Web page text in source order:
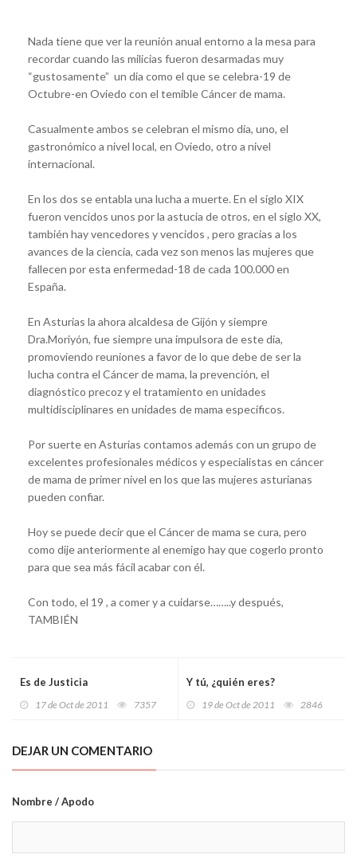
Nada tiene que ver la reunión anual entorno a la mesa para
recordar cuando las milicias fueron desarmadas muy
“gustosamente” un dia como el que se celebra-19 de
Octubre-en Oviedo con el temible Cáncer de mama.
Casualmente ambos se celebran el mismo dia, uno, el
gastronómico a nivel local, en Oviedo, otro a nivel
internacional.
En los dos se entabla una lucha a muerte. En el siglo XIX
fueron vencidos unos por la astucia de otros, en el siglo XX,
también hay vencedores y vencidos , pero gracias a los
avances de la ciencia, cada vez son menos las mujeres que
fallecen por esta enfermedad-18 de cada 100.000 en
España.
En Asturias la ahora alcaldesa de Gijón y siempre
Dra.Moriyón, fue siempre una impulsora de este dia,
promoviendo reuniones a favor de lo que debe de ser la
lucha contra el Cáncer de mama, la prevención, el
diagnóstico precoz y el tratamiento en unidades
multidisciplinares en unidades de mama específicos.
Por suerte en Asturias contamos además con un grupo de
excelentes profesionales médicos y especialistas en cáncer
de mama de primer nivel en los que las mujeres asturianas
pueden confiar.
Hoy se puede decir que el Cáncer de mama se cura, pero
como dije anteriormente al enemigo hay que cogerlo pronto
para que sea más fácil acabar con él.
Con todo, el 19 , a comer y a cuidarse……..y después,
TAMBIÉN
Es de Justicia
17 de Oct de 2011 7357
Y tú, ¿quién eres?
19 de Oct de 2011 2846
DEJAR UN COMENTARIO
Nombre / Apodo